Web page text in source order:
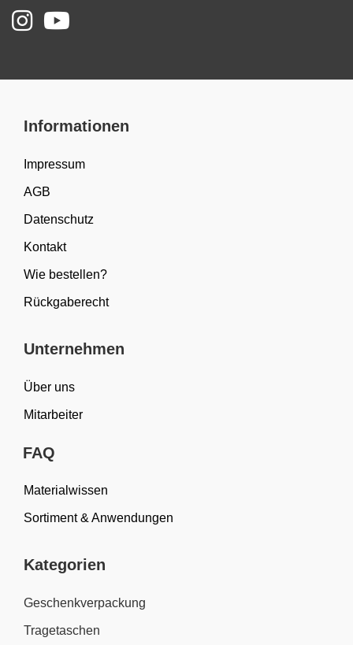
Informationen
Impressum
AGB
Datenschutz
Kontakt
Wie bestellen?
Rückgaberecht
Unternehmen
Über uns
Mitarbeiter
FAQ
Materialwissen
Sortiment & Anwendungen
Kategorien
Geschenkverpackung
Tragetaschen